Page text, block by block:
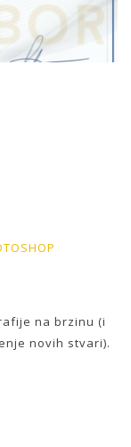
na brzinu (i
novih stvari).